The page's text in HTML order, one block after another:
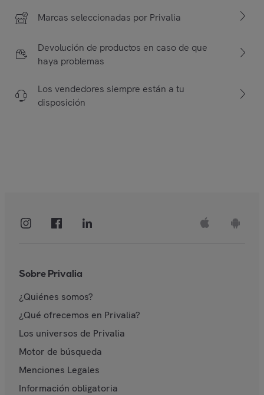
Marcas seleccionadas por Privalia
Devolución de productos en caso de que
haya problemas
Los vendedores siempre están a tu
disposición
Sobre Privalia
¿Quiénes somos?
¿Qué ofrecemos en Privalia?
Los universos de Privalia
Motor de búsqueda
Menciones Legales
Información obligatoria